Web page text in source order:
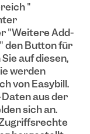
"
"Weitere Add-
den Button für
auf diesen,
werden
von Easybill.
aus der
sich an.